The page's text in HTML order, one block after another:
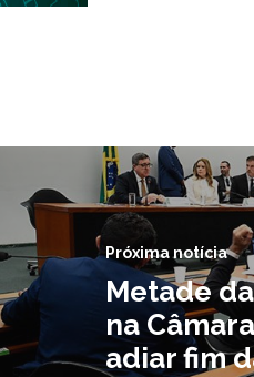
Próxima notícia
Metade
na
adiar fim